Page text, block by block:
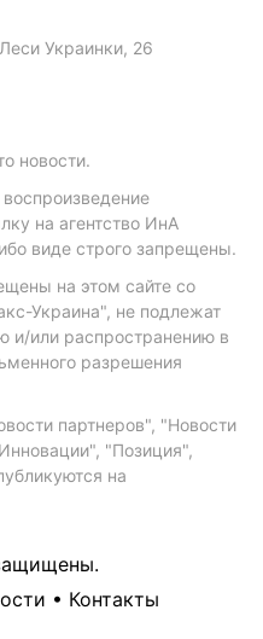
Украинки, 26
новости.
на агентство ИнА
виде строго запрещены.
на этом сайте со
Украина", не подлежат
и/или распространению в
разрешения
партнеров", "Новости
"Позиция",
на
• Контакты